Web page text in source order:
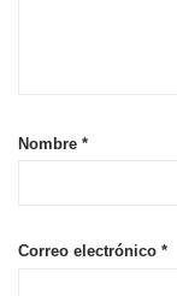
Nombre *
Correo electrónico *